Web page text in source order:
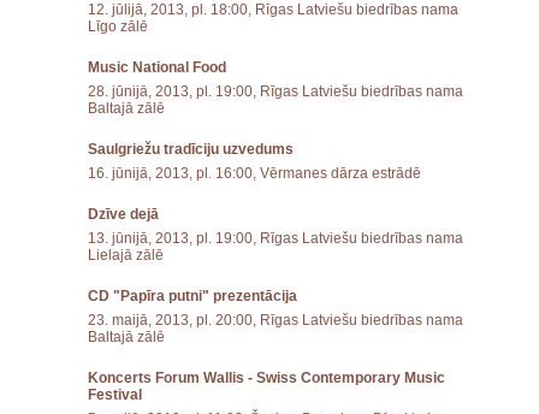
12. jūlijā, 2013, pl. 18:00, Rīgas Latviešu biedrības nama
Līgo zālē
Music National Food
28. jūnijā, 2013, pl. 19:00, Rīgas Latviešu biedrības nama
Baltajā zālē
Saulgriežu tradīciju uzvedums
16. jūnijā, 2013, pl. 16:00, Vērmanes dārza estrādē
Dzīve dejā
13. jūnijā, 2013, pl. 19:00, Rīgas Latviešu biedrības nama
Lielajā zālē
CD "Papīra putni" prezentācija
23. maijā, 2013, pl. 20:00, Rīgas Latviešu biedrības nama
Baltajā zālē
Koncerts Forum Wallis - Swiss Contemporary Music
Festival